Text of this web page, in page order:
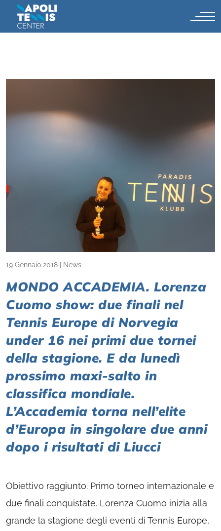
19 Gennaio 2018 News
MONDO ACCADEMIA. Lorenza
Cuomo show: due finali nel
Tennis Europe di Norvegia
under 16 nei primi due tornei
della stagione. E da lunedì
prossimo maxi-salto in
classifica mondiale.
L’Accademia torna nell’elite
d’Europa in singolare due anni
dopo i risultati di Liucci
Obiettivo raggiunto. Primo torneo internazionale e
due finali conquistate. Lorenza Cuomo inizia alla
grande la stagione degli eventi di Tennis Europe,